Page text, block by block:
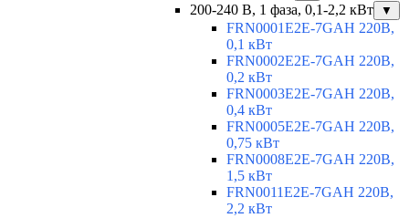
200-240 В, 1 фаза, 0,1-2,2 кВт ▼
FRN0001E2E-7GAH 220В,
0,1 кВт
FRN0002E2E-7GAH 220В,
0,2 кВт
FRN0003E2E-7GAH 220В,
0,4 кВт
FRN0005E2E-7GAH 220В,
0,75 кВт
FRN0008E2E-7GAH 220В,
1,5 кВт
FRN0011E2E-7GAH 220В,
2,2 кВт